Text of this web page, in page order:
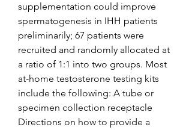
supplementation could improve
spermatogenesis in IHH patients
preliminarily; 67 patients were
recruited and randomly allocated at
a ratio of 1:1 into two groups. Most
at-home testosterone testing kits
include the following: A tube or
specimen collection receptacle
Directions on how to provide a